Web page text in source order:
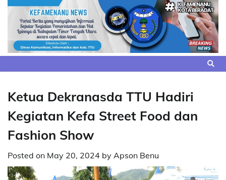
Skip
content
Ketua Dekranasda TTU Hadiri
Kegiatan Kefa Street Food dan
Fashion Show
Posted on May 20, 2024 by Apson Benu